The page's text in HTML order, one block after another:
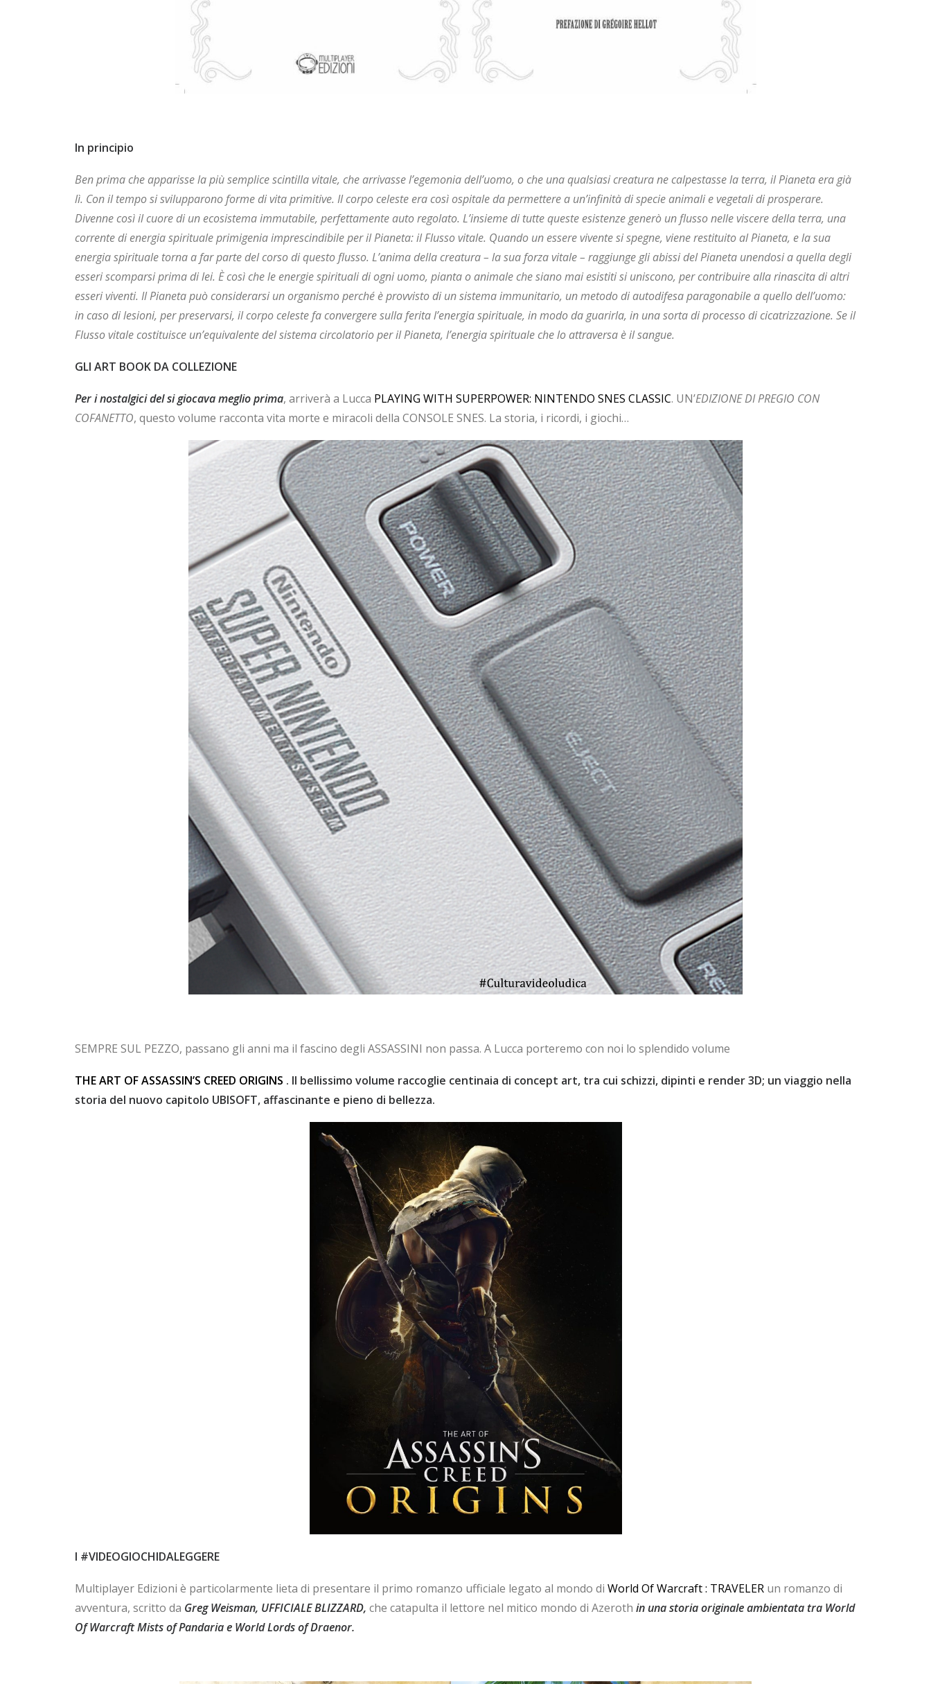
In principio
Ben prima che apparisse la più semplice scintilla vitale, che arrivasse l’egemonia dell’uomo, o che una qualsiasi creatura ne calpestasse la terra, il Pianeta era già
lì. Con il tempo si svilupparono forme di vita primitive. Il corpo celeste era così ospitale da permettere a un’infinità di specie animali e vegetali di prosperare.
Divenne così il cuore di un ecosistema immutabile, perfettamente auto regolato. L’insieme di tutte queste esistenze generò un flusso nelle viscere della terra, una
corrente di energia spirituale primigenia imprescindibile per il Pianeta: il Flusso vitale. Quando un essere vivente si spegne, viene restituito al Pianeta, e la sua
energia spirituale torna a far parte del corso di questo flusso. L’anima della creatura – la sua forza vitale – raggiunge gli abissi del Pianeta unendosi a quella degli
esseri scomparsi prima di lei. È così che le energie spirituali di ogni uomo, pianta o animale che siano mai esistiti si uniscono, per contribuire alla rinascita di altri
esseri viventi. Il Pianeta può considerarsi un organismo perché è provvisto di un sistema immunitario, un metodo di autodifesa paragonabile a quello dell’uomo:
in caso di lesioni, per preservarsi, il corpo celeste fa convergere sulla ferita l’energia spirituale, in modo da guarirla, in una sorta di processo di cicatrizzazione. Se il
Flusso vitale costituisce un’equivalente del sistema circolatorio per il Pianeta, l’energia spirituale che lo attraversa è il sangue.
GLI ART BOOK DA COLLEZIONE
Per i nostalgici del si giocava meglio prima, arriverà a Lucca PLAYING WITH SUPERPOWER: NINTENDO SNES CLASSIC. UN’EDIZIONE DI PREGIO CON
COFANETTO, questo volume racconta vita morte e miracoli della CONSOLE SNES. La storia, i ricordi, i giochi…
SEMPRE SUL PEZZO, passano gli anni ma il fascino degli ASSASSINI non passa. A Lucca porteremo con noi lo splendido volume
THE ART OF ASSASSIN’S CREED ORIGINS . Il bellissimo volume raccoglie centinaia di concept art, tra cui schizzi, dipinti e render 3D; un viaggio nella
storia del nuovo capitolo UBISOFT, affascinante e pieno di bellezza.
I #VIDEOGIOCHIDALEGGERE
Multiplayer Edizioni è particolarmente lieta di presentare il primo romanzo ufficiale legato al mondo di World Of Warcraft : TRAVELER un romanzo di
avventura, scritto da Greg Weisman, UFFICIALE BLIZZARD, che catapulta il lettore nel mitico mondo di Azeroth in una storia originale ambientata tra World
Of Warcraft Mists of Pandaria e World Lords of Draenor.